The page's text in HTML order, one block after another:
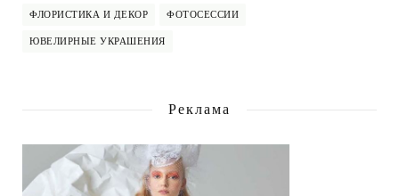
ФЛОРИСТИКА И ДЕКОР ФОТОСЕССИИ
ЮВЕЛИРНЫЕ УКРАШЕНИЯ
Реклама